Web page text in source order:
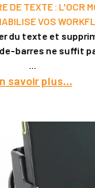
DE TEXTE : L'OCR
VOS
du texte et
barres ne suffit
savoir plus